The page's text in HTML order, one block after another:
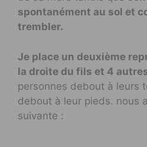
spontanément au sol et
trembler.
Je place un deuxième
la droite du fils et 4
personnes debout à leurs
debout à leur pieds. nous
suivante :